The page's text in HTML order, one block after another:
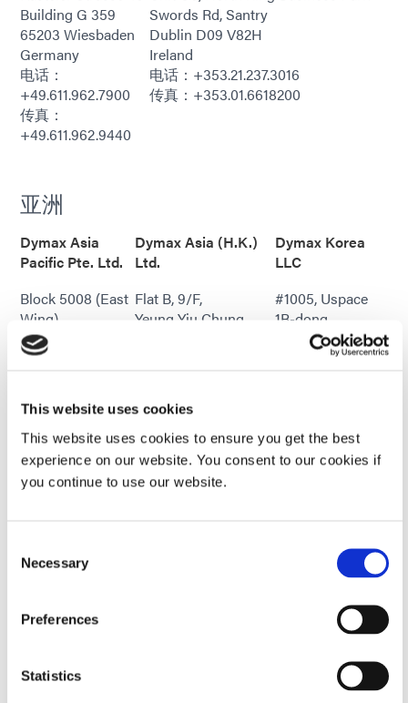
This website uses cookies
This website uses cookies to ensure you get the best
experience on our website. You consent to our cookies if
you continue to use our website.
Selection
Necessary
Preferences
Statistics
Building G 359
65203 Wiesbaden
Germany
电话：
+49.611.962.7900
传真：
+49.611.962.9440
Swords Rd, Santry
Dublin D09 V82H
Ireland
电话：+353.21.237.3016
传真：+353.01.6618200
亚洲
Dymax Asia
Pacific Pte. Ltd.
Block 5008 (East
Wing)
Ang Mo Kio Ave.
5,
TECHplace II,
569874
Singapore
电话：+65
67522887
Dymax Asia (H.K.)
Ltd.
Flat B, 9/F,
Yeung Yiu Chung
Kowloon Bay,
Kowloon, Hong Kong
电话: +852.2460.7038
传真：
+852.2460.7017
Dymax Korea
LLC
#1005, Uspace
1B-dong,
Daewangpangyo-
Gyeonggi-do,
Korea
设备（深圳）有限
深圳市龙岗区雅宝
自2022年1月15日起，戴马斯化工（上
海）有限公司。瀚纳瑞将作为Dymax
产品在中国区域制造、销售和分销的总